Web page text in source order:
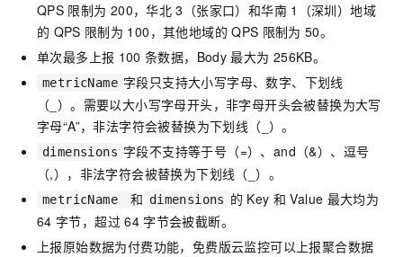
QPS 限制为 200，华北 3（张家口）和华南 1（深圳）地域
的 QPS 限制为 100，其他地域的 QPS 限制为 50。
单次最多上报 100 条数据，Body 最大为 256KB。
metricName 字段只支持大小写字母、数字、下划线
（_）。需要以大小写字母开头，非字母开头会被替换为大写
字母“A”，非法字符会被替换为下划线（_）。
dimensions 字段不支持等于号（=）、and（&）、逗号
（,），非法字符会被替换为下划线（_）。
metricName 和 dimensions 的 Key 和 Value 最大均为
64 字节，超过 64 字节会被截断。
上报原始数据为付费功能，免费版云监控可以上报聚合数据